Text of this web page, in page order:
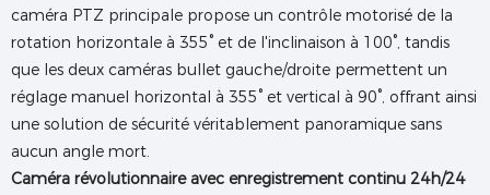
caméra PTZ principale propose un contrôle motorisé de la
rotation horizontale à 355° et de l'inclinaison à 100°, tandis
que les deux caméras bullet gauche/droite permettent un
réglage manuel horizontal à 355° et vertical à 90°, offrant ainsi
une solution de sécurité véritablement panoramique sans
aucun angle mort.
Caméra révolutionnaire avec enregistrement continu 24h/24